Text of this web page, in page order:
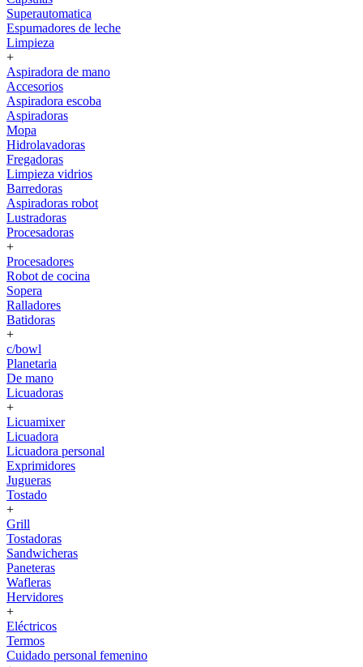
Superautomatica
Espumadores de leche
Limpieza
+
Aspiradora de mano
Accesorios
Aspiradora escoba
Aspiradoras
Mopa
Hidrolavadoras
Fregadoras
Limpieza vidrios
Barredoras
Aspiradoras robot
Lustradoras
Procesadoras
+
Procesadores
Robot de cocina
Sopera
Ralladores
Batidoras
+
c/bowl
Planetaria
De mano
Licuadoras
+
Licuamixer
Licuadora
Licuadora personal
Exprimidores
Jugueras
Tostado
+
Grill
Tostadoras
Sandwicheras
Paneteras
Wafleras
Hervidores
+
Eléctricos
Termos
Cuidado personal femenino